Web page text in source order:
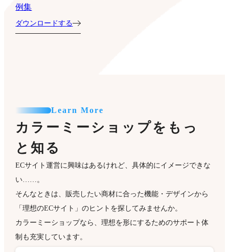
例集
ダウンロードする
Learn More
カラーミーショップをもっ
と知る
ECサイト運営に興味はあるけれど、具体的にイメージできな
い……。
そんなときは、販売したい商材に合った機能・デザインから
「理想のECサイト」のヒントを探してみませんか。
カラーミーショップなら、理想を形にするためのサポート体
制も充実しています。